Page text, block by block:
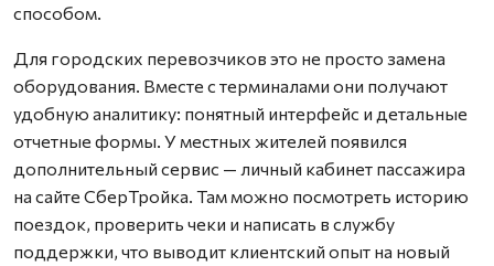
способом.
Для городских перевозчиков это не просто замена
оборудования. Вместе с терминалами они получают
удобную аналитику: понятный интерфейс и детальные
отчетные формы. У местных жителей появился
дополнительный сервис — личный кабинет пассажира
на сайте СберТройка. Там можно посмотреть историю
поездок, проверить чеки и написать в службу
поддержки, что выводит клиентский опыт на новый